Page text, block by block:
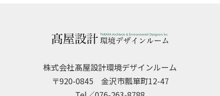
株式会社髙屋設計環境デザインルーム
〒920-0845 金沢市瓢箪町12-47